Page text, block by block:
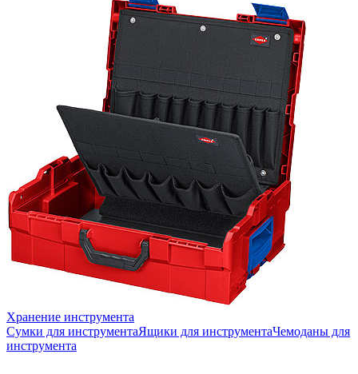
Хранение инструмента
Сумки для инструментаЯщики для инструментаЧемоданы для
инструмента